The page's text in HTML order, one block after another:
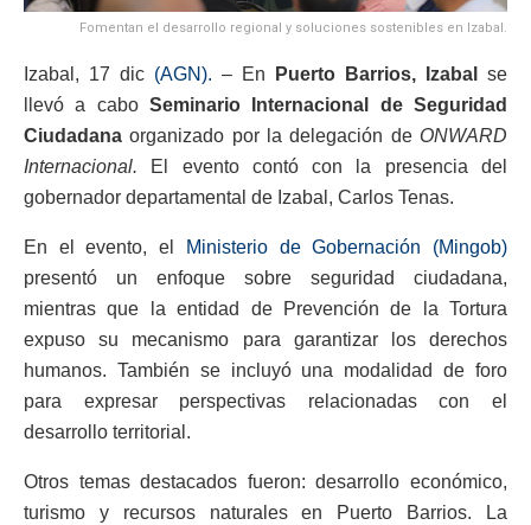
Fomentan el desarrollo regional y soluciones sostenibles en Izabal.
Izabal, 17 dic (AGN). – En Puerto Barrios, Izabal
se
llevó a cabo Seminario Internacional de Seguridad
Ciudadana organizado por la delegación de ONWARD
Internacional. El evento contó con la presencia del
gobernador departamental de Izabal, Carlos Tenas.
En el evento, el
Ministerio de Gobernación (Mingob)
presentó un enfoque sobre seguridad ciudadana,
mientras que la entidad de Prevención de la Tortura
expuso su mecanismo para garantizar los derechos
humanos. También se incluyó una modalidad de foro
para expresar perspectivas relacionadas con el
desarrollo territorial.
Otros temas destacados fueron: desarrollo económico,
turismo y recursos naturales en Puerto Barrios. La